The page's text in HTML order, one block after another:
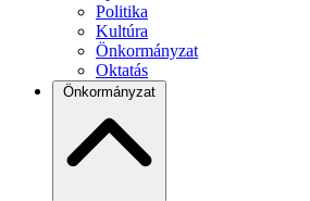
Politika
Kultúra
Önkormányzat
Oktatás
Önkormányzat